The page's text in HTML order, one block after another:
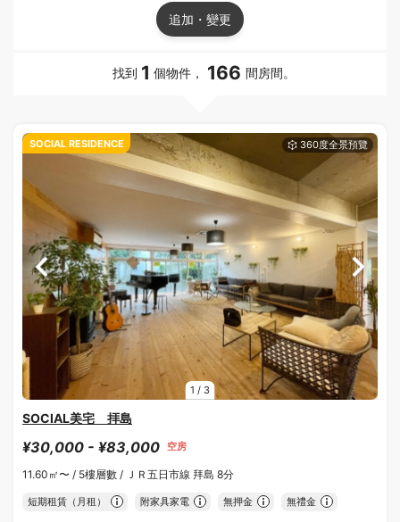
追加・變更
找到 1 個物件， 166 間房間。
1 / 3
SOCIAL RESIDENCE
SOCIAL美宅 拝島
¥30,000 - ¥83,000 空房
11.60㎡〜 / 5樓層數 / ＪＲ五日市線 拜島 8分
短期租賃（月租） 附家具家電 無押金 無禮金